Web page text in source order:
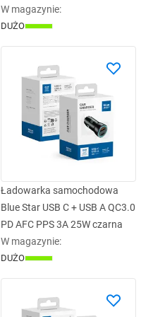
czarna
W magazynie:
DUŻO
Ładowarka samochodowa
Blue Star USB C + USB A QC3.0
PD AFC PPS 3A 25W czarna
W magazynie:
DUŻO